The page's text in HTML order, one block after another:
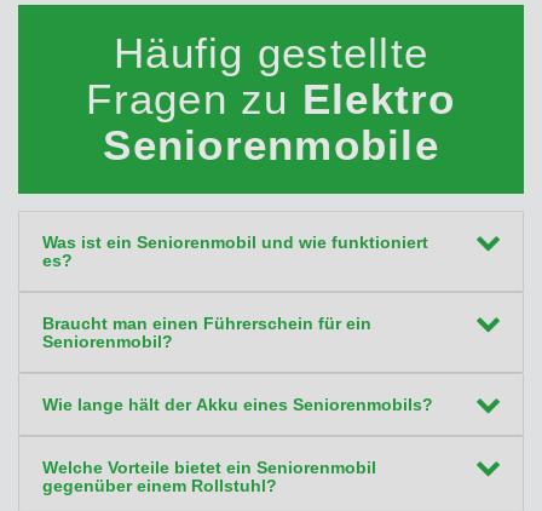
Häufig gestellte
Fragen zu Elektro
Seniorenmobile
Was ist ein Seniorenmobil und wie funktioniert
es?
Braucht man einen Führerschein für ein
Seniorenmobil?
Wie lange hält der Akku eines Seniorenmobils?
Welche Vorteile bietet ein Seniorenmobil
gegenüber einem Rollstuhl?